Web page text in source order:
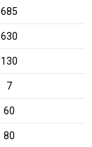
685
630
130
7
60
80